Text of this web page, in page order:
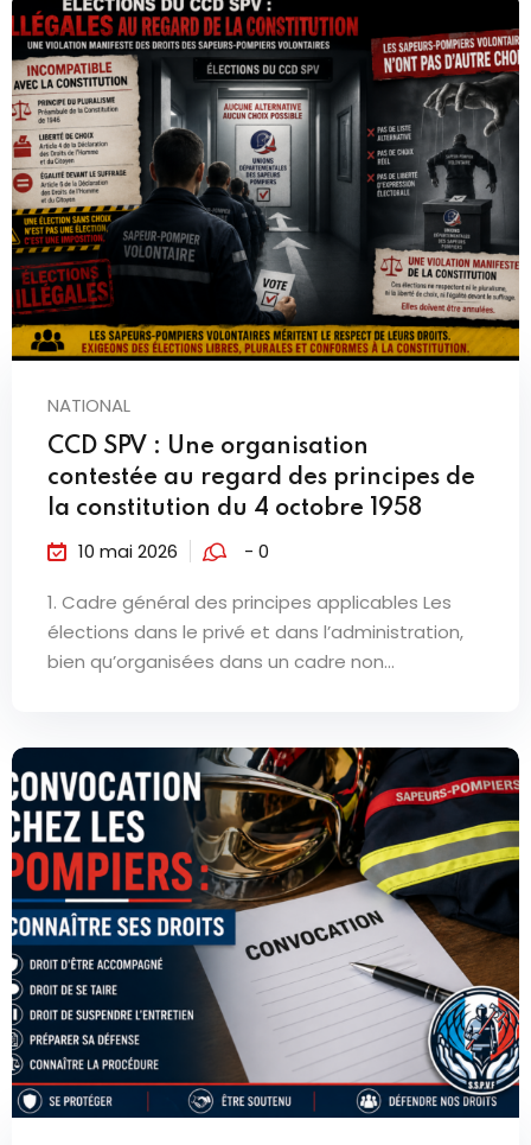
NATIONAL
CCD SPV : Une organisation
contestée au regard des principes de
la constitution du 4 octobre 1958
10 mai 2026 - 0
1. Cadre général des principes applicables Les
élections dans le privé et dans l’administration,
bien qu’organisées dans un cadre non...